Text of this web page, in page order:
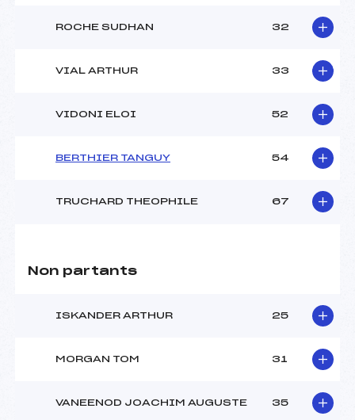
ROCHE SUDHAN 32
VIAL ARTHUR 33
VIDONI ELOI 52
BERTHIER TANGUY 54
TRUCHARD THEOPHILE 67
Non partants
ISKANDER ARTHUR 25
MORGAN TOM 31
VANEENOD JOACHIM AUGUSTE 35